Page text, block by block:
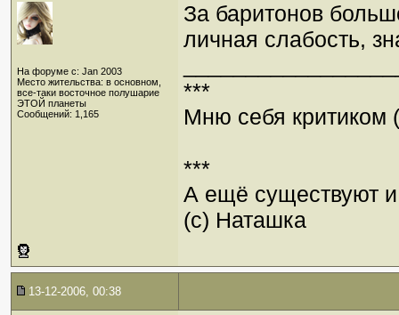
На форуме с: Jan 2003
Место жительства: в основном,
все-таки восточное полушарие
ЭТОЙ планеты
Сообщений: 1,165
За баритонов
личная слабость,
***
Мню себя критиком
***
А ещё существуют и
(с) Наташка
13-12-2006, 00:38